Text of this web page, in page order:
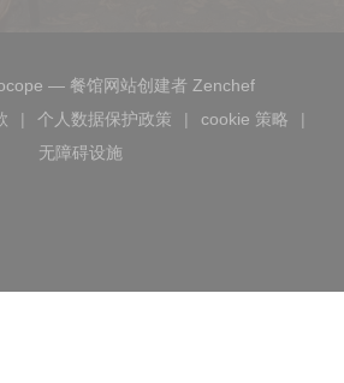
— 餐馆网站创建者 Zenchef((在新窗口
))
在新窗口中打开))
个人数据保护政策
((在新窗口中打开))
cookie 策略
((在新窗
无障碍设施